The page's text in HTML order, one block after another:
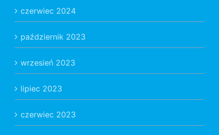
czerwiec 2024
październik 2023
wrzesień 2023
lipiec 2023
czerwiec 2023